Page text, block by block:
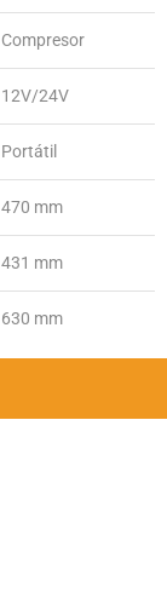
Compresor
12V/24V
Portátil
470 mm
431 mm
630 mm